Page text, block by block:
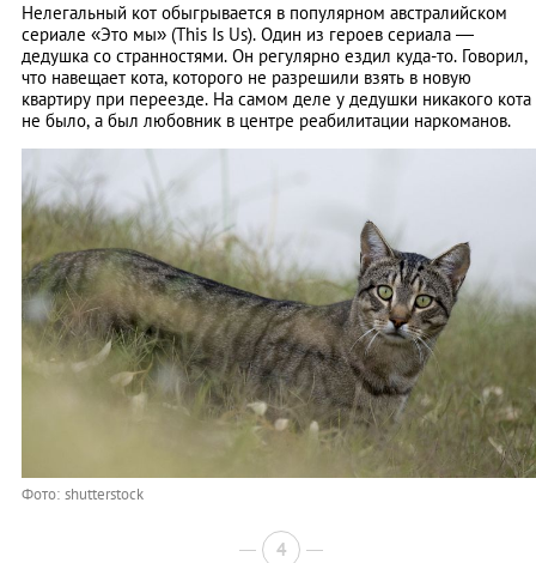
Нелегальный кот обыгрывается в популярном австралийском
сериале «Это мы» (This Is Us). Один из героев сериала —
дедушка со странностями. Он регулярно ездил куда-то. Говорил,
что навещает кота, которого не разрешили взять в новую
квартиру при переезде. На самом деле у дедушки никакого кота
не было, а был любовник в центре реабилитации наркоманов.
Фото: shutterstock
4